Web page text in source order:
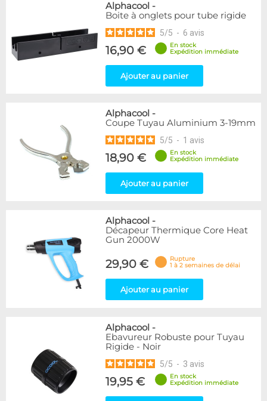
Alphacool -
Boite à onglets pour tube rigide
5/5 - 6 avis
16,90 €
En stock
Expédition immédiate
Ajouter au panier
Alphacool -
Coupe Tuyau Aluminium 3-19mm
5/5 - 1 avis
18,90 €
En stock
Expédition immédiate
Ajouter au panier
Alphacool -
Décapeur Thermique Core Heat
Gun 2000W
29,90 €
Rupture
1 à 2 semaines de délai
Ajouter au panier
Alphacool -
Ebavureur Robuste pour Tuyau
Rigide - Noir
5/5 - 3 avis
19,95 €
En stock
Expédition immédiate